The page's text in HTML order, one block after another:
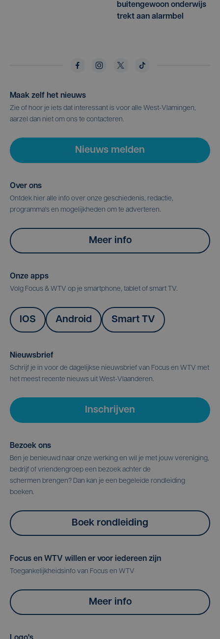
buitengewoon onderwijs
trekt aan alarmbel
Maak zelf het nieuws
Zie of hoor je iets dat interessant is voor alle West-Vlamingen,
aarzel dan niet om ons te contacteren.
Nieuws melden
Over ons
Ontdek hier alle info over onze geschiedenis, redactie,
programma's en mogelijkheden om te adverteren.
Meer info
Onze apps
Volg Focus & WTV op je smartphone, tablet of smart TV.
IOS Android Smart TV
Nieuwsbrief
Schrijf je in voor de dagelijkse nieuwsbrief van Focus en WTV met
het meest recente nieuws uit West-Vlaanderen.
Inschrijven
Bezoek ons
Ben je benieuwd naar onze werking en wil je met jouw vereniging,
bedrijf of vriendengroep een bezoek achter de
schermen brengen? Dan kan je een begeleide rondleiding
boeken.
Boek rondleiding
Focus en WTV willen er voor iedereen zijn
Toegankelijkheidsinfo van Focus en WTV
Meer info